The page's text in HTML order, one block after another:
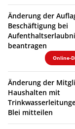
Änderung der
Beschäftigung bei
beantragen
Online-
Änderung der
Haushalten mit
Blei mitteilen